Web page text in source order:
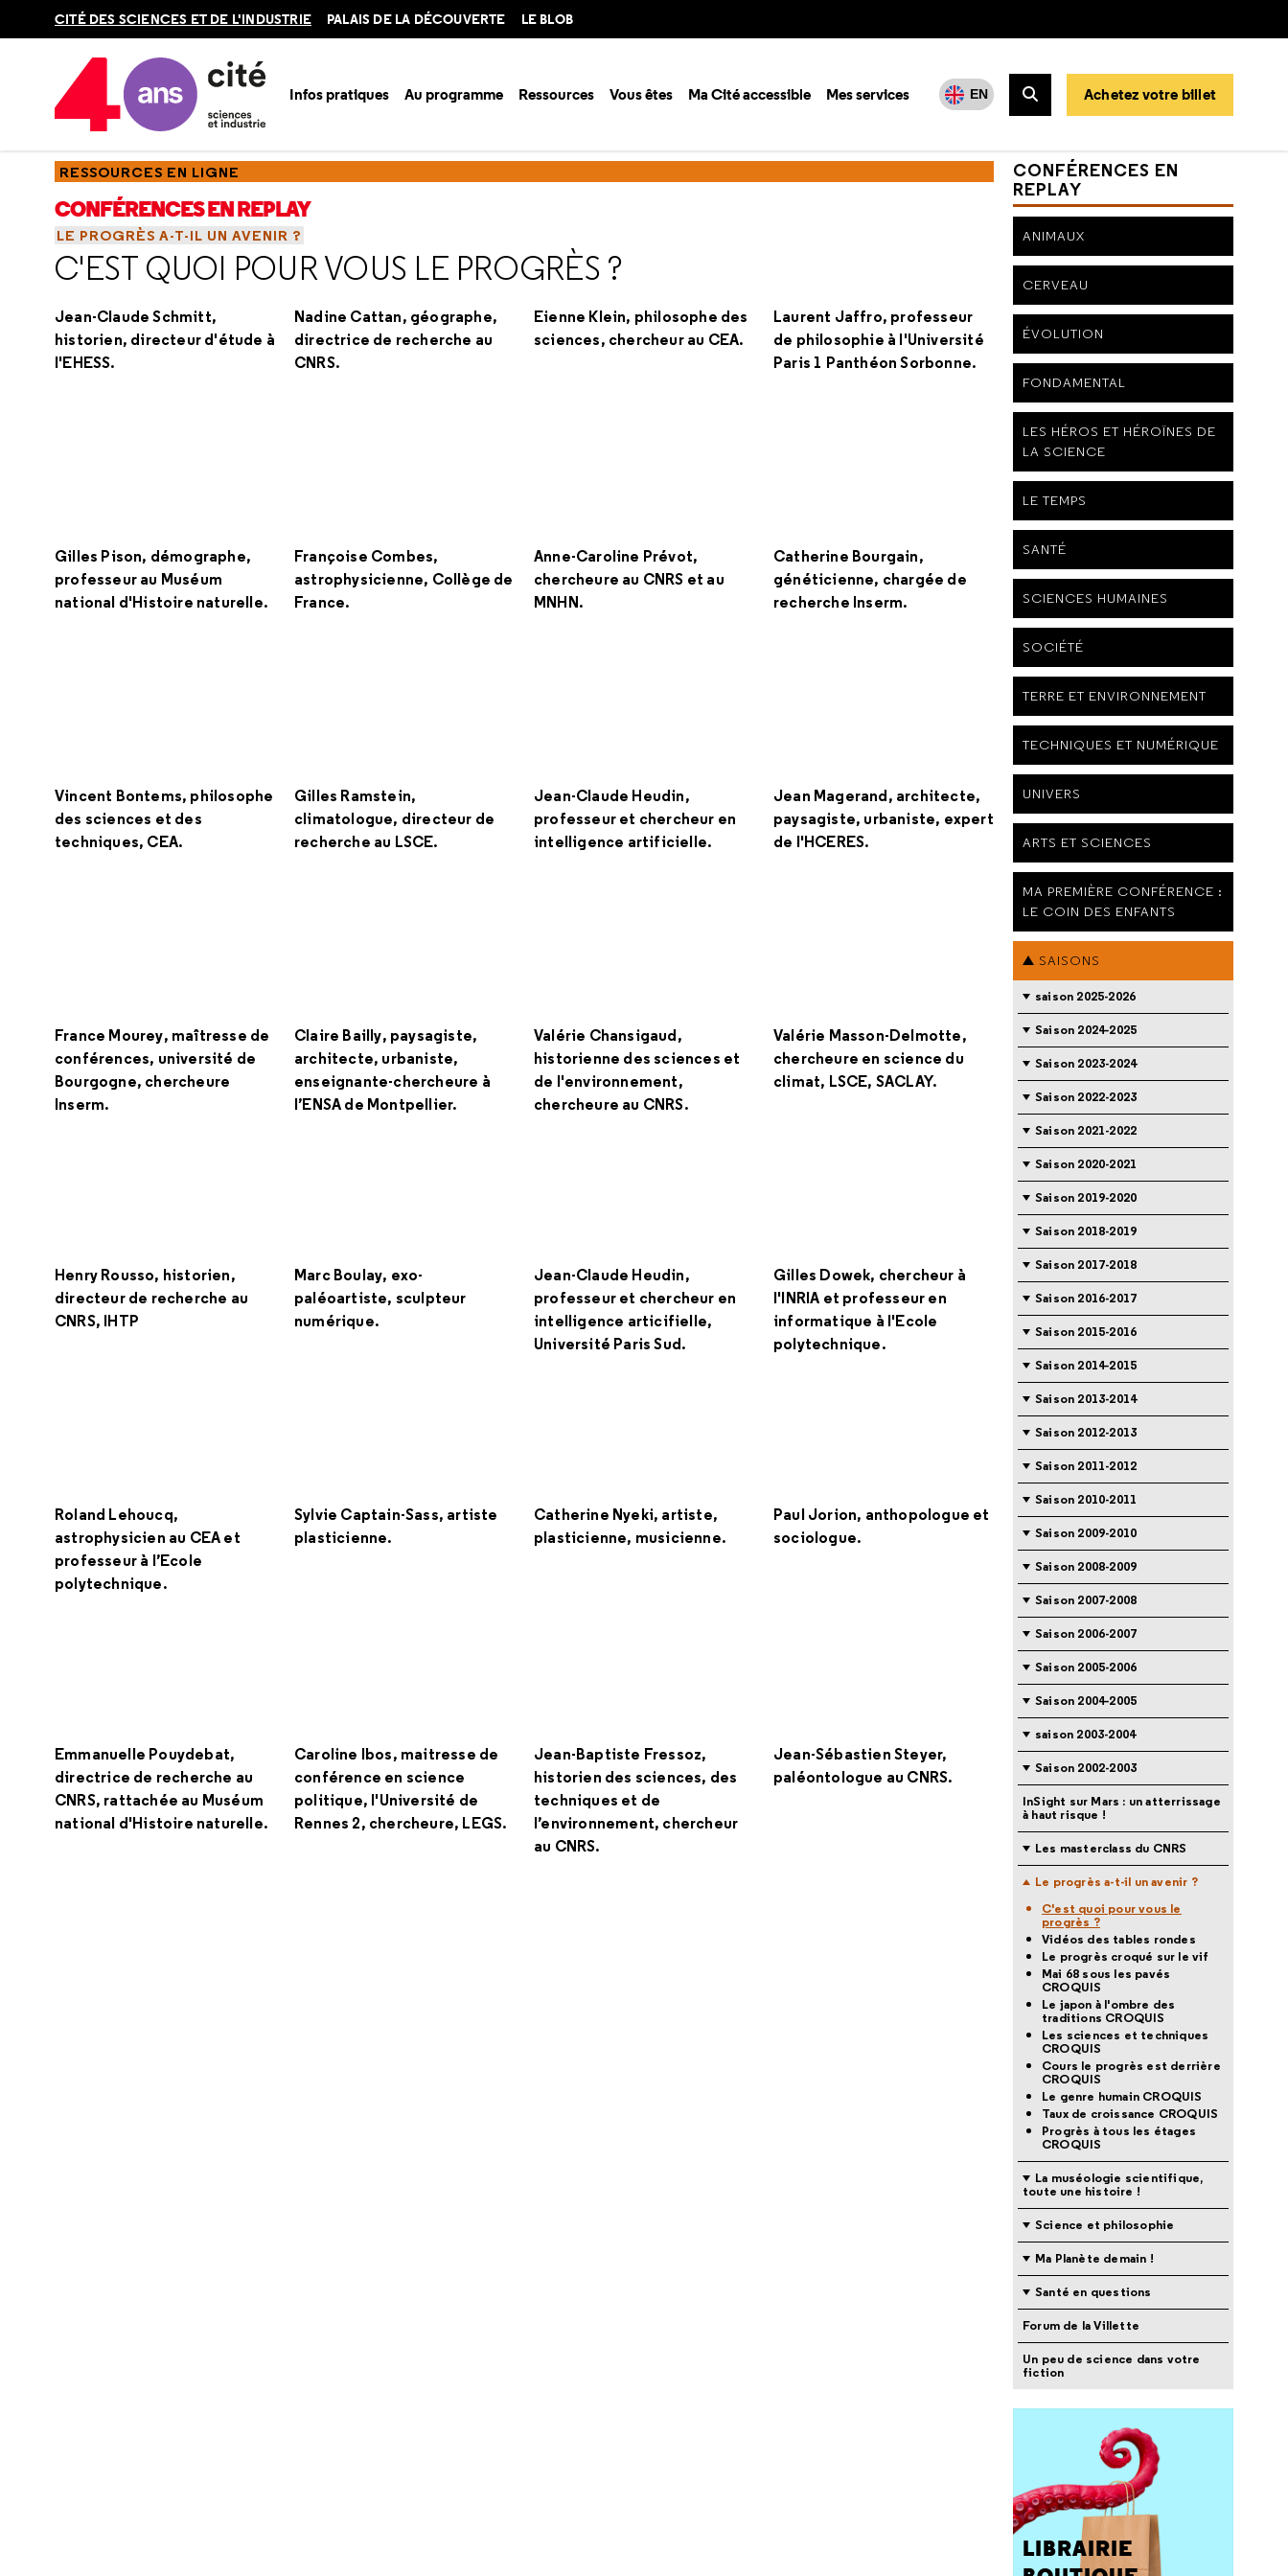
CITÉ DES SCIENCES ET DE L'INDUSTRIE PALAIS DE LA DÉCOUVERTE LE BLOB
Infos pratiques Au programme Ressources Vous êtes Ma Cité accessible Mes services EN
Rechercher
Achetez votre billet
Accueil Ressources
RESSOURCES EN LIGNE
CONFÉRENCES EN REPLAY
LE PROGRÈS A-T-IL UN AVENIR ?
C'EST QUOI POUR VOUS LE PROGRÈS ?
Jean-Claude Schmitt,
historien, directeur d'étude à
l'EHESS.
Nadine Cattan, géographe,
directrice de recherche au
CNRS.
Eienne Klein, philosophe des
sciences, chercheur au CEA.
Laurent Jaffro, professeur
de philosophie à l'Université
Paris 1 Panthéon Sorbonne.
Gilles Pison, démographe,
professeur au Muséum
national d'Histoire naturelle.
Françoise Combes,
astrophysicienne, Collège de
France.
Anne-Caroline Prévot,
chercheure au CNRS et au
MNHN.
Catherine Bourgain,
généticienne, chargée de
recherche Inserm.
Vincent Bontems, philosophe
des sciences et des
techniques, CEA.
Gilles Ramstein,
climatologue, directeur de
recherche au LSCE.
Jean-Claude Heudin,
professeur et chercheur en
intelligence artificielle.
Jean Magerand, architecte,
paysagiste, urbaniste, expert
de l'HCERES.
France Mourey, maîtresse de
conférences, université de
Bourgogne, chercheure
Inserm.
Claire Bailly, paysagiste,
architecte, urbaniste,
enseignante-chercheure à
l’ENSA de Montpellier.
Valérie Chansigaud,
historienne des sciences et
de l'environnement,
chercheure au CNRS.
Valérie Masson-Delmotte,
chercheure en science du
climat, LSCE, SACLAY.
Henry Rousso, historien,
directeur de recherche au
CNRS, IHTP
Marc Boulay, exo-
paléoartiste, sculpteur
numérique.
Jean-Claude Heudin,
professeur et chercheur en
intelligence articifielle,
Université Paris Sud.
Gilles Dowek, chercheur à
l'INRIA et professeur en
informatique à l'Ecole
polytechnique.
Roland Lehoucq,
astrophysicien au CEA et
professeur à l’Ecole
polytechnique.
Sylvie Captain-Sass, artiste
plasticienne.
Catherine Nyeki, artiste,
plasticienne, musicienne.
Paul Jorion, anthopologue et
sociologue.
Emmanuelle Pouydebat,
directrice de recherche au
CNRS, rattachée au Muséum
national d'Histoire naturelle.
Caroline Ibos, maitresse de
conférence en science
politique, l'Université de
Rennes 2, chercheure, LEGS.
Jean-Baptiste Fressoz,
historien des sciences, des
techniques et de
l’environnement, chercheur
au CNRS.
Jean-Sébastien Steyer,
paléontologue au CNRS.
CONFÉRENCES EN
REPLAY
ANIMAUX
CERVEAU
ÉVOLUTION
FONDAMENTAL
LES HÉROS ET HÉROÏNES DE
LA SCIENCE
LE TEMPS
SANTÉ
SCIENCES HUMAINES
SOCIÉTÉ
TERRE ET ENVIRONNEMENT
TECHNIQUES ET NUMÉRIQUE
UNIVERS
ARTS ET SCIENCES
MA PREMIÈRE CONFÉRENCE :
LE COIN DES ENFANTS
SAISONS
saison 2025-2026
Saison 2024-2025
Saison 2023-2024
Saison 2022-2023
Saison 2021-2022
Saison 2020-2021
Saison 2019-2020
Saison 2018-2019
Saison 2017-2018
Saison 2016-2017
Saison 2015-2016
Saison 2014-2015
Saison 2013-2014
Saison 2012-2013
Saison 2011-2012
Saison 2010-2011
Saison 2009-2010
Saison 2008-2009
Saison 2007-2008
Saison 2006-2007
Saison 2005-2006
Saison 2004-2005
saison 2003-2004
Saison 2002-2003
InSight sur Mars : un atterrissage
à haut risque !
Les masterclass du CNRS
Le progrès a-t-il un avenir ?
C'est quoi pour vous le
progrès ?
Vidéos des tables rondes
Le progrès croqué sur le vif
Mai 68 sous les pavés
CROQUIS
Le japon à l'ombre des
traditions CROQUIS
Les sciences et techniques
CROQUIS
Cours le progrès est derrière
CROQUIS
Le genre humain CROQUIS
Taux de croissance CROQUIS
Progrès à tous les étages
CROQUIS
La muséologie scientifique,
toute une histoire !
Science et philosophie
Ma Planète demain !
Santé en questions
Forum de la Villette
Un peu de science dans votre
fiction
LIBRAIRIE